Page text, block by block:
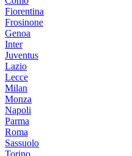
Fiorentina
Frosinone
Genoa
Inter
Juventus
Lazio
Lecce
Milan
Monza
Napoli
Parma
Roma
Sassuolo